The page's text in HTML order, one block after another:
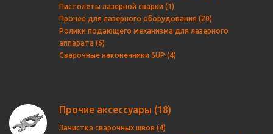
Пистолеты лазерной сварки (1)
Прочее для лазерного оборудования (20)
Ролики подающего механизма для лазерного
аппарата (6)
Сварочные наконечники SUP (4)
Прочие аксессуары (18)
Зачистка сварочных швов (4)